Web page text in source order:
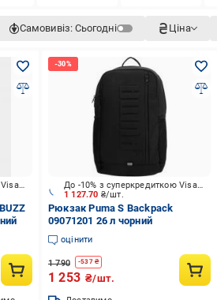
Самовивіз: Сьогодні Ціна
До -10% з суперкредиткою Visa Вигода
1 127.70 ₴/шт.
До -10% з суперкредиткою Visa Вигода
Рюкзак Puma S Backpack
09071201 26 л чорний
оцінити
1 790 -537₴
1 253 ₴/шт.